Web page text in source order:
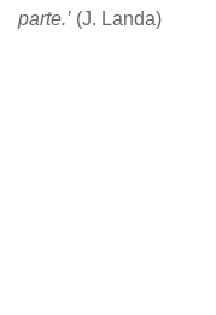
parte.’ (J. Landa)